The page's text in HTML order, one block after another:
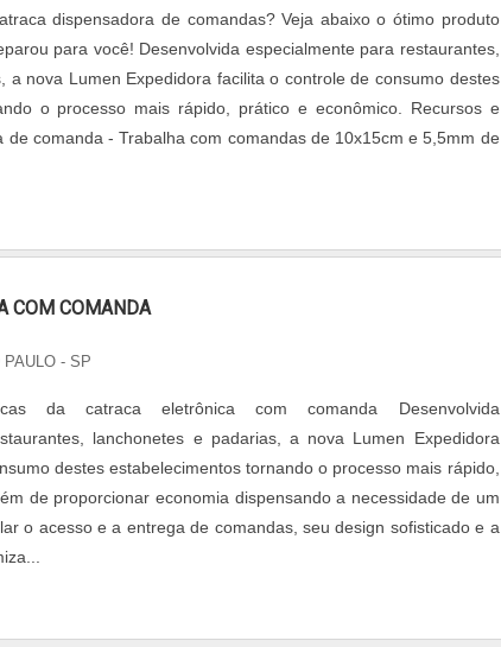
dispensadora de comandas? Veja abaixo o ótimo produto
para você! Desenvolvida especialmente para restaurantes,
a nova Lumen Expedidora facilita o controle de consumo destes
o processo mais rápido, prático e econômico. Recursos e
de comanda - Trabalha com comandas de 10x15cm e 5,5mm de
COM COMANDA
- SP
da catraca eletrônica com comanda Desenvolvida
lanchonetes e padarias, a nova Lumen Expedidora
destes estabelecimentos tornando o processo mais rápido,
de proporcionar economia dispensando a necessidade de um
o acesso e a entrega de comandas, seu design sofisticado e a